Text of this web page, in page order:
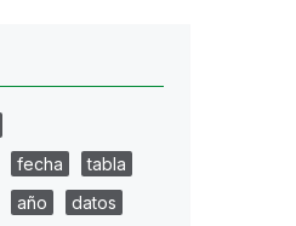
fecha
tabla
año
datos